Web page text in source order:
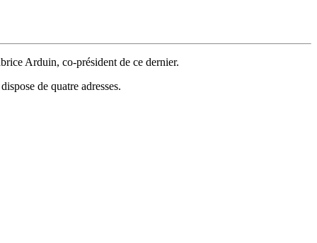
Arduin, co-président de ce dernier.
de quatre adresses.